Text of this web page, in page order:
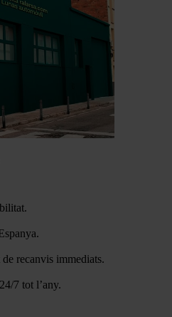
recanvis immediats.
7 tot l’any.